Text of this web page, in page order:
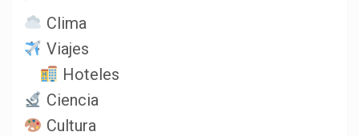
Clima
Viajes
Hoteles
Ciencia
Cultura